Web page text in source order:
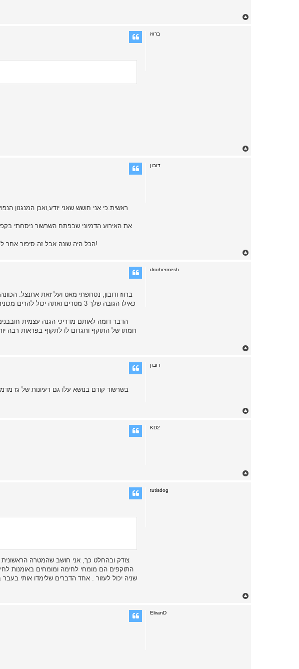
ברווז
דובון
את האירוע הדמיוני שבפתח השרשור ניסחתי
למותר לציין שאם יוסף היה נושא בכל עת ספרינגפילד קומנדר טעון בכדורי 0.40 אינטש מסוג SXT RANGER הכל היה שונה אבל זה סיפור אחר לפורום אחר!
drorhermesh
ברווז ודובון, נסחפתי מאט ועל זאת אתנצל.
כאילו הגובה שלך 3 מטרים ואתה
הדבר דומה לאותם מדריכי הגנה עצמית
חמתו של התוקף ותגרום לו לתקוף בפראות רבה
דובון
KD2
tutisdog
צודק ובהחלט כך, אני חושב שהמטרה הראשונית
התוקפים הם מומחי לחימה ומומחים באומנות
שניה יכול לעזור . אחד הדברים שלימדו אותי
EliranD